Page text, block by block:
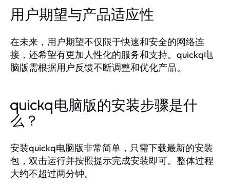
用户期望与产品适应性
在未来，用户期望不仅限于快速和安全的网络连
接，还希望有更加人性化的服务和支持。quickq电
脑版需根据用户反馈不断调整和优化产品。
quickq电脑版的安装步骤是什
么？
安装quickq电脑版非常简单，只需下载最新的安装
包，双击运行并按照提示完成安装即可。整体过程
大约不超过两分钟。